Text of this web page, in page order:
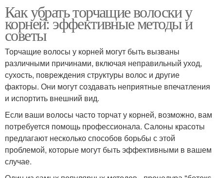
Как убрать торчащие волоски у
корней: эффективные методы и
советы
Торчащие волосы у корней могут быть вызваны
различными причинами, включая неправильный уход,
сухость, повреждения структуры волос и другие
факторы. Они могут создавать неприятные впечатления
и испортить внешний вид.
Если ваши волосы часто торчат у корней, возможно, вам
потребуется помощь профессионала. Салоны красоты
предлагают несколько способов борьбы с этой
проблемой, которые могут быть эффективными в вашем
случае.